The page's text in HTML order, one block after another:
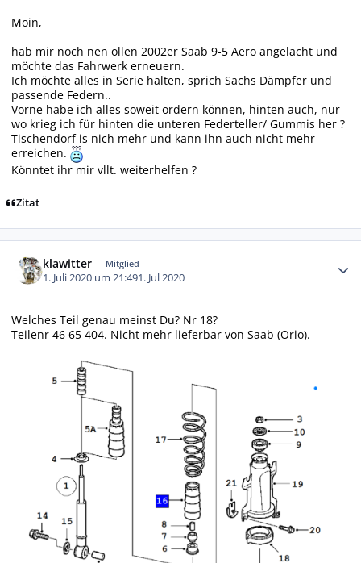
Moin,
hab mir noch nen ollen 2002er Saab 9-5 Aero angelacht und
möchte das Fahrwerk erneuern.
Ich möchte alles in Serie halten, sprich Sachs Dämpfer und
passende Federn..
Vorne habe ich alles soweit ordern können, hinten auch, nur
wo krieg ich für hinten die unteren Federteller/ Gummis her ?
Tischendorf is nich mehr und kann ihn auch nicht mehr
erreichen.
Könntet ihr mir vllt. weiterhelfen ?
Zitat
klawitter Mitglied
1. Juli 2020 um 21:491. Jul 2020
Welches Teil genau meinst Du? Nr 18?
Teilenr 46 65 404. Nicht mehr lieferbar von Saab (Orio).